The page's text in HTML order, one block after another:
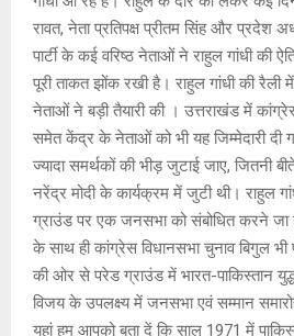
रावत, नेता प्रतिपक्ष प्रीतम सिंह और प्रदेश
पार्टी के कई वरिष्ठ नेताओं ने राहुल गांधी की
पूरी ताकत झोंक रखी है। राहुल गांधी की
नेताओं ने बड़ी तैयारी की । उत्तराखंड में
समेत केंद्र के नेताओं को भी यह जिम्मेदारी दी
ज्यादा समर्थकों की भीड़ जुटाई जाए, जितनी
नरेंद्र मोदी के कार्यक्रम में जुटी थी। राहुल
ग्राउंड पर एक जनसभा को संबोधित करने जा
के साथ ही कांग्रेस विधानसभा चुनाव बिगुल
की ओर से परेड ग्राउंड में भारत-पाकिस्तान
विजय के उपलक्ष्य में जनसभा एवं सम्मान
यहां हम आपको बता दें कि साल 1971 में